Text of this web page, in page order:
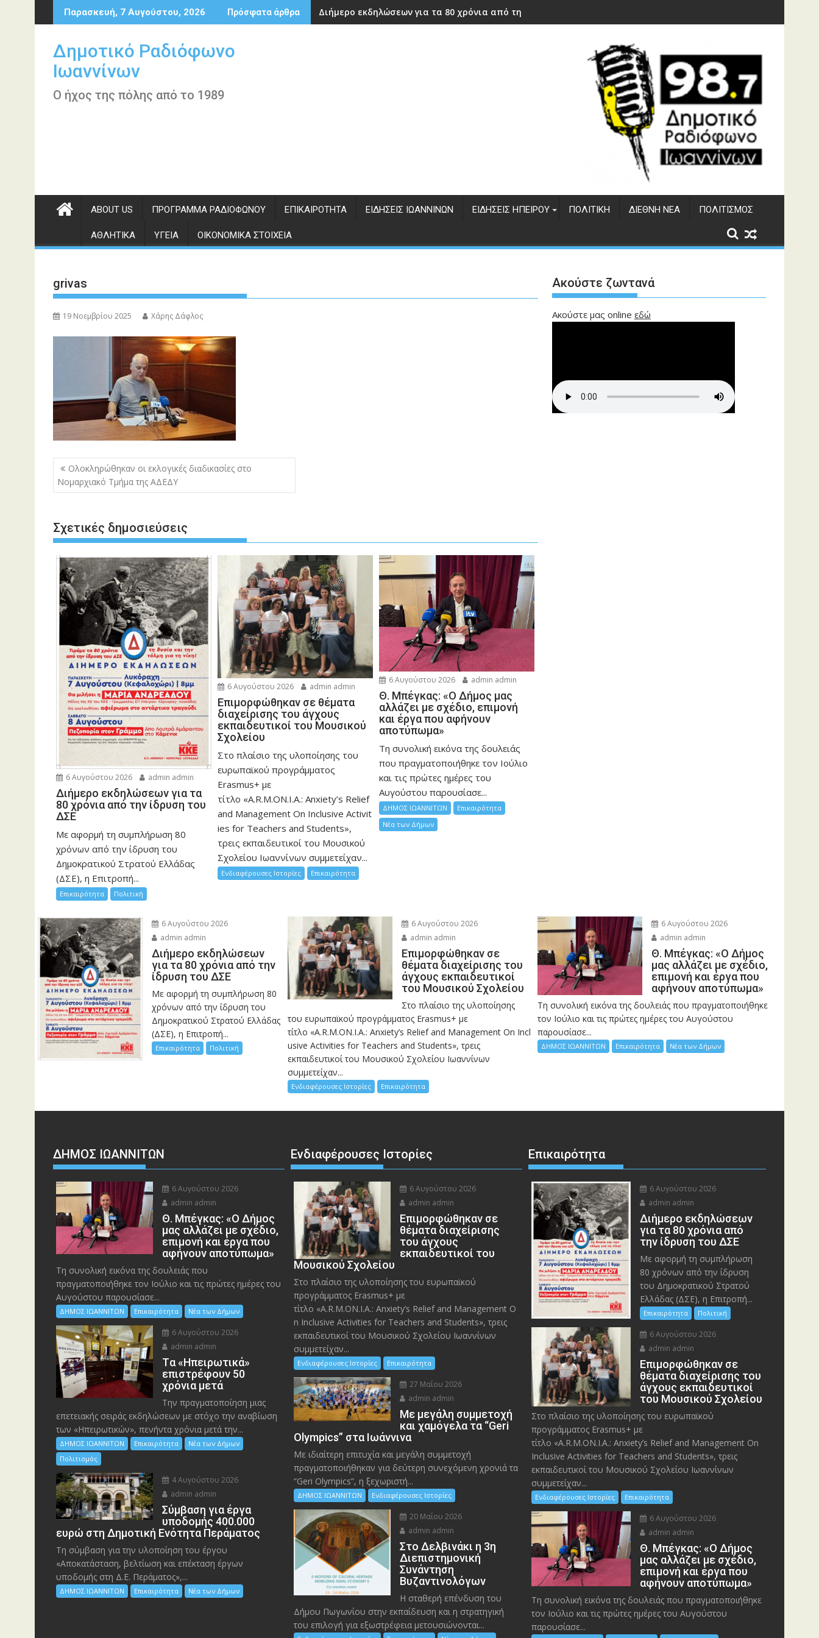
Περάστε
στο
Παρασκευή, 7 Αυγούστου, 2026 Πρόσφατα άρθρα Διήμερο εκδηλώσεων για τα 80 χρόνια από την ίδρυση του ΔΣΕ
Δημοτικό Ραδιόφωνο
Ιωαννίνων
Ο ήχος της πόλης από το 1989
ABOUT US ΠΡΌΓΡΑΜΜΑ ΡΑΔΙΟΦΏΝΟΥ ΕΠΙΚΑΙΡΌΤΗΤΑ ΕΙΔΉΣΕΙΣ ΙΩΑΝΝΊΝΩΝ ΕΙΔΉΣΕΙΣ ΗΠΕΊΡΟΥ ΠΟΛΙΤΙΚΉ ΔΙΕΘΝΉ ΝΈΑ ΠΟΛΙΤΙΣΜΌΣ
ΑΘΛΗΤΙΚΆ ΥΓΕΊΑ ΟΙΚΟΝΟΜΙΚΆ ΣΤΟΙΧΕΊΑ
grivas
19 Νοεμβρίου 2025 Χάρης Δάφλος
Πλοήγηση
άρθρων
Ολοκληρώθηκαν οι εκλογικές διαδικασίες στο
Νομαρχιακό Τμήμα της ΑΔΕΔΥ
Σχετικές δημοσιεύσεις
6 Αυγούστου 2026 admin admin
Διήμερο εκδηλώσεων για τα
80 χρόνια από την ίδρυση του
ΔΣΕ
Με αφορμή τη συμπλήρωση 80
χρόνων από την ίδρυση του
Δημοκρατικού Στρατού Ελλάδας
(ΔΣΕ), η Επιτροπή...
Επικαιρότητα Πολιτική
6 Αυγούστου 2026 admin admin
Eπιμορφώθηκαν σε θέματα
διαχείρισης του άγχους
εκπαιδευτικοί του Μουσικού
Σχολείου
Στο πλαίσιο της υλοποίησης του
ευρωπαϊκού προγράμματος
Erasmus+ με
τίτλο «A.R.M.ON.I.A.: Anxiety’s Relief
and Management On Inclusive Activit
ies for Teachers and Students»,
τρεις εκπαιδευτικοί του Μουσικού
Σχολείου Ιωαννίνων συμμετείχαν...
Ενδιαφέρουσες Ιστορίες Επικαιρότητα
6 Αυγούστου 2026 admin admin
Θ. Μπέγκας: «Ο Δήμος μας
αλλάζει με σχέδιο, επιμονή
και έργα που αφήνουν
αποτύπωμα»
Τη συνολική εικόνα της δουλειάς
που πραγματοποιήθηκε τον Ιούλιο
και τις πρώτες ημέρες του
Αυγούστου παρουσίασε...
ΔΗΜΟΣ ΙΩΑΝΝΙΤΩΝ
Επικαιρότητα
Νέα των Δήμων
Ακούστε ζωντανά
Ακούστε μας online εδώ
6 Αυγούστου 2026
admin admin
Διήμερο εκδηλώσεων
για τα 80 χρόνια από την
ίδρυση του ΔΣΕ
Με αφορμή τη συμπλήρωση 80
χρόνων από την ίδρυση του
Δημοκρατικού Στρατού Ελλάδας
(ΔΣΕ), η Επιτροπή...
Επικαιρότητα Πολιτική
6 Αυγούστου 2026
admin admin
Eπιμορφώθηκαν σε
θέματα διαχείρισης του
άγχους εκπαιδευτικοί
του Μουσικού Σχολείου
Στο πλαίσιο της υλοποίησης
του ευρωπαϊκού προγράμματος Erasmus+ με
τίτλο «A.R.M.ON.I.A.: Anxiety’s Relief and Management On Incl
usive Activities for Teachers and Students», τρεις
εκπαιδευτικοί του Μουσικού Σχολείου Ιωαννίνων
συμμετείχαν...
Ενδιαφέρουσες Ιστορίες Επικαιρότητα
6 Αυγούστου 2026
admin admin
Θ. Μπέγκας: «Ο Δήμος
μας αλλάζει με σχέδιο,
επιμονή και έργα που
αφήνουν αποτύπωμα»
Τη συνολική εικόνα της δουλειάς που πραγματοποιήθηκε
τον Ιούλιο και τις πρώτες ημέρες του Αυγούστου
παρουσίασε...
ΔΗΜΟΣ ΙΩΑΝΝΙΤΩΝ Επικαιρότητα Νέα των Δήμων
ΔΗΜΟΣ ΙΩΑΝΝΙΤΩΝ
6 Αυγούστου 2026
admin admin
Θ. Μπέγκας: «Ο Δήμος
μας αλλάζει με σχέδιο,
επιμονή και έργα που
αφήνουν αποτύπωμα»
Τη συνολική εικόνα της δουλειάς που
πραγματοποιήθηκε τον Ιούλιο και τις πρώτες ημέρες του
Αυγούστου παρουσίασε...
ΔΗΜΟΣ ΙΩΑΝΝΙΤΩΝ Επικαιρότητα Νέα των Δήμων
6 Αυγούστου 2026
admin admin
Tα «Ηπειρωτικά»
επιστρέφουν 50
χρόνια μετά
Την πραγματοποίηση μιας
επετειακής σειράς εκδηλώσεων με στόχο την αναβίωση
των «Ηπειρωτικών», πενήντα χρόνια μετά την...
ΔΗΜΟΣ ΙΩΑΝΝΙΤΩΝ Επικαιρότητα
Νέα των Δήμων
Πολιτισμός
4 Αυγούστου 2026
admin admin
Σύμβαση για έργα
υποδομής 400.000
ευρώ στη Δημοτική Ενότητα Περάματος
Τη σύμβαση για την υλοποίηση του έργου
«Αποκατάσταση, βελτίωση και επέκταση έργων
υποδομής στη Δ.Ε. Περάματος»,...
ΔΗΜΟΣ ΙΩΑΝΝΙΤΩΝ Επικαιρότητα Νέα των Δήμων
Ενδιαφέρουσες Ιστορίες
6 Αυγούστου 2026
admin admin
Eπιμορφώθηκαν σε
θέματα διαχείρισης
του άγχους
εκπαιδευτικοί του
Μουσικού Σχολείου
Στο πλαίσιο της υλοποίησης του ευρωπαϊκού
προγράμματος Erasmus+ με
τίτλο «A.R.M.ON.I.A.: Anxiety’s Relief and Management O
n Inclusive Activities for Teachers and Students», τρεις
εκπαιδευτικοί του Μουσικού Σχολείου Ιωαννίνων
συμμετείχαν...
Ενδιαφέρουσες Ιστορίες Επικαιρότητα
27 Μαΐου 2026
admin admin
Με μεγάλη συμμετοχή
και χαμόγελα τα “Geri
Olympics” στα Ιωάννινα
Με ιδιαίτερη επιτυχία και μεγάλη συμμετοχή
πραγματοποιήθηκαν για δεύτερη συνεχόμενη χρονιά τα
“Geri Olympics”, η ξεχωριστή...
ΔΗΜΟΣ ΙΩΑΝΝΙΤΩΝ Ενδιαφέρουσες Ιστορίες
20 Μαΐου 2026
admin admin
Στο Δελβινάκι η 3η
Διεπιστημονική
Συνάντηση
Βυζαντινολόγων
Η σταθερή επένδυση του
Δήμου Πωγωνίου στην εκπαίδευση και η στρατηγική
του επιλογή για εξωστρέφεια μετουσιώνονται...
Επικαιρότητα
6 Αυγούστου 2026
admin admin
Διήμερο εκδηλώσεων
για τα 80 χρόνια από
την ίδρυση του ΔΣΕ
Με αφορμή τη συμπλήρωση
80 χρόνων από την ίδρυση
του Δημοκρατικού Στρατού
Ελλάδας (ΔΣΕ), η Επιτροπή...
Επικαιρότητα Πολιτική
6 Αυγούστου 2026
admin admin
Eπιμορφώθηκαν σε
θέματα διαχείρισης του
άγχους εκπαιδευτικοί
του Μουσικού Σχολείου
Στο πλαίσιο της υλοποίησης του ευρωπαϊκού
προγράμματος Erasmus+ με
τίτλο «A.R.M.ON.I.A.: Anxiety’s Relief and Management On
Inclusive Activities for Teachers and Students», τρεις
εκπαιδευτικοί του Μουσικού Σχολείου Ιωαννίνων
συμμετείχαν...
Ενδιαφέρουσες Ιστορίες Επικαιρότητα
6 Αυγούστου 2026
admin admin
Θ. Μπέγκας: «Ο Δήμος
μας αλλάζει με σχέδιο,
επιμονή και έργα που
αφήνουν αποτύπωμα»
Τη συνολική εικόνα της δουλειάς που πραγματοποιήθηκε
τον Ιούλιο και τις πρώτες ημέρες του Αυγούστου
παρουσίασε...